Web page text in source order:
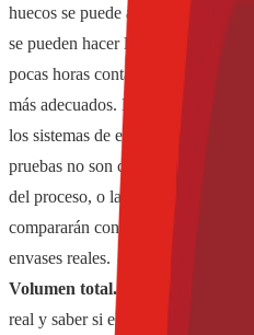
huecos se puede analizar en la
se pueden hacer los ajustes
pocas horas contar con los nuevos
más adecuados. Esto puede tener
los sistemas de envasado, ya que
pruebas no son completamente
del proceso, o las inversiones en
compararán con una impresión) y
envases reales.
Volumen total. Los envases
real y saber si el diseño logrará